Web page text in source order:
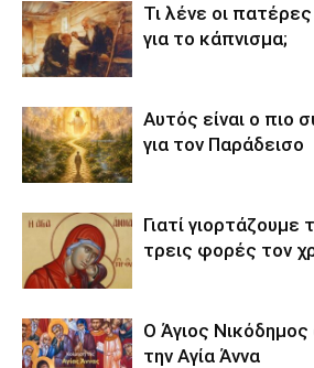
Τι λένε οι
για το κάπνισμα;
Αυτός είναι ο πιο
για τον Παράδεισο
Γιατί γιορτάζουμε
τρεις φορές τον
Ο Άγιος Νικόδημος
την Αγία Άννα